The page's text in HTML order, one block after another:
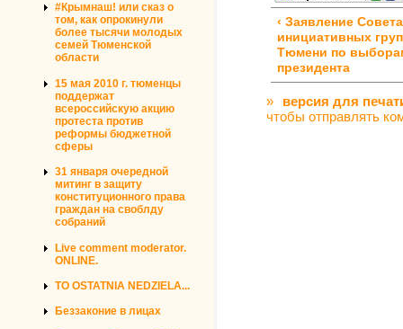
#Крымнаш! или сказ о
том, как опрокинули
более тысячи молодых
семей Тюменской
области
15 мая 2010 г. тюменцы
поддержат
всероссийскую акцию
протеста против
реформы бюджетной
сферы
31 января очередной
митинг в защиту
конституционного права
граждан на своблду
собраний
Live comment moderator.
ONLINE.
TO OSTATNIA NEDZIELA...
Беззаконие в лицах
‹ Заявление Совета
инициативных
Тюмени по
президента
»
версия для
чтобы отправлять